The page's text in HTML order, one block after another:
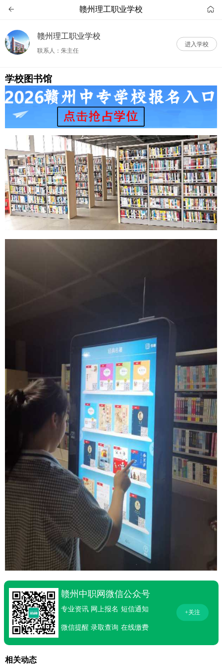
 赣州理工职业学校 
赣州理工职业学校
联系人：朱主任
进入学校
学校图书馆
赣州中职网微信公众号
专业资讯 网上报名 短信通知
微信提醒 录取查询 在线缴费
+关注
相关动态